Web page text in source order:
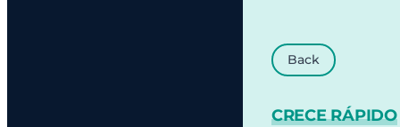
Back
CRECE RÁPIDO